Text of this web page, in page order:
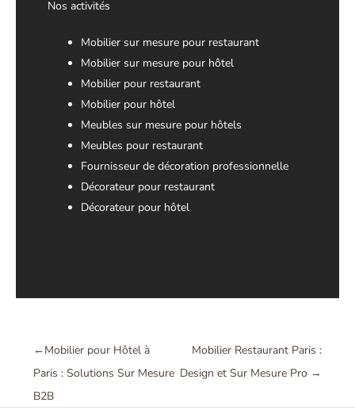
Nos activités
Mobilier sur mesure pour restaurant
Mobilier sur mesure pour hôtel
Mobilier pour restaurant
Mobilier pour hôtel
Meubles sur mesure pour hôtels
Meubles pour restaurant
Fournisseur de décoration professionnelle
Décorateur pour restaurant
Décorateur pour hôtel
←Mobilier pour Hôtel à
Paris : Solutions Sur Mesure
B2B
Mobilier Restaurant Paris :
Design et Sur Mesure Pro →